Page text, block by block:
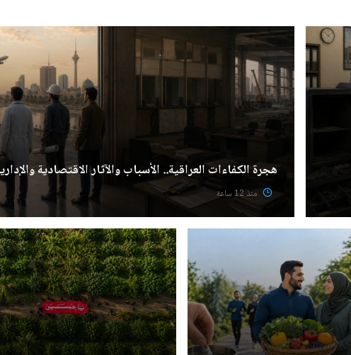
هجرة الكفاءات العراقية.. الأسباب والآثار الاقتصادية
منذ 12 ساعة